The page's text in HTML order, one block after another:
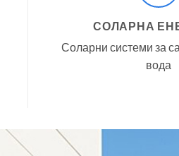
СОЛАРНА
Соларни системи за
вода